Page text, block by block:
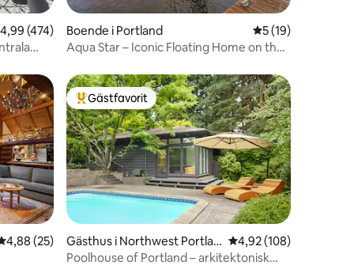
av 5 i genomsnittligt betyg, 474 omdömen
4,99 (474)
Boende i Portland 5 av 5 i
5 (19)
Aqua Star – Iconic Floating Home on the
av 5 i genomsnittligt betyg, 25 omdömen
4,88 (25)
Populär gästfavorit
Gästfavorit
Gästhus i Northwest Portlan
d
4,92 av 5 i
4,92 (108)
Poolhouse of Portland – arkitektonisk